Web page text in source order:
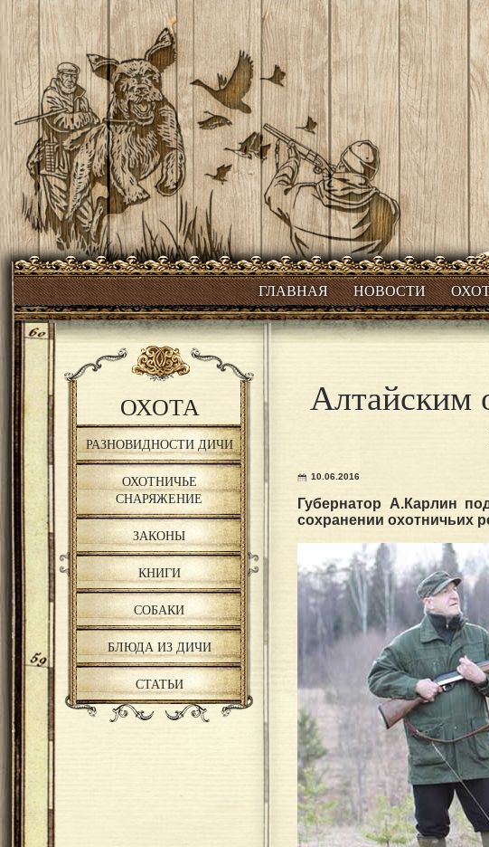
ГЛАВНАЯ НОВОСТИ
ОХОТА
РАЗНОВИДНОСТИ ДИЧИ
ОХОТНИЧЬЕ
СНАРЯЖЕНИЕ
ЗАКОНЫ
КНИГИ
СОБАКИ
БЛЮДА ИЗ ДИЧИ
СТАТЬИ
Алтайским
10.06.2016
Губернатор А.Карлин
сохранении охотничьих